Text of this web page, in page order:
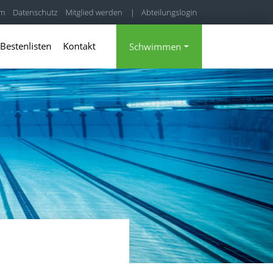
Datenschutz Mitglied werden | Abteilungslogin
Bestenlisten Kontakt Schwimmen